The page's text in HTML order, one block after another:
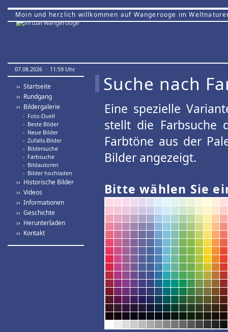
Moin und herzlich willkommen auf Wangerooge im
07.08.2026 · 11:59 Uhr.
›› Startseite
›› Rundgang
›› Bildergalerie
› Foto-Duell
› Beste Bilder
› Neue Bilder
› Zufalls-Bilder
› Bildersuche
› Farbsuche
› Bildautoren
› Bilder hochladen
›› Historische Bilder
›› Videos
›› Informationen
›› Geschichte
›› Herunterladen
›› Kontakt
Suche nach
Eine spezielle
stellt die Farbsuche
Farbtöne aus der
Bilder angezeigt.
Bitte wählen Sie